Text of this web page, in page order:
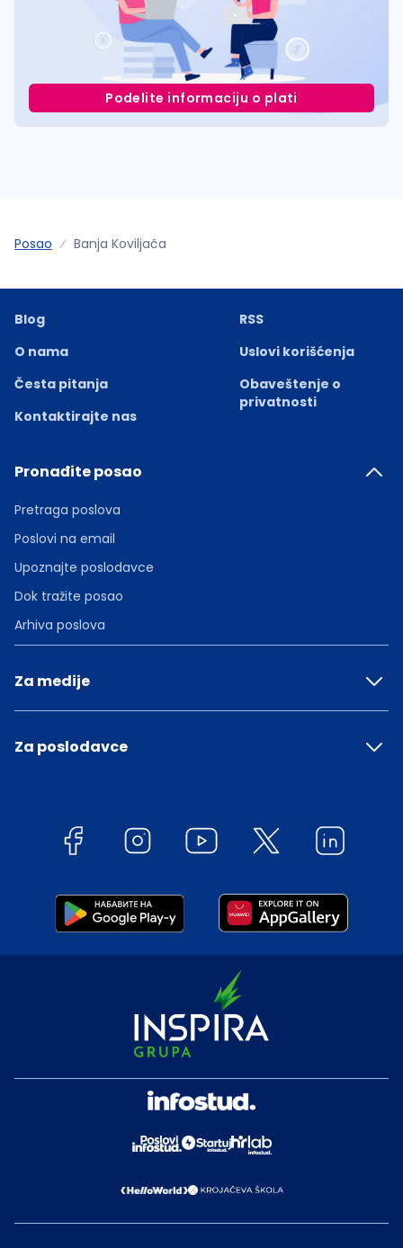
Podelite informaciju o plati
Posao Banja Koviljača
Blog
O nama
Česta pitanja
Kontaktirajte nas
RSS
Uslovi korišćenja
Obaveštenje o
privatnosti
Pronađite posao
Pretraga poslova
Poslovi na email
Upoznajte poslodavce
Dok tražite posao
Arhiva poslova
Za medije
Za poslodavce